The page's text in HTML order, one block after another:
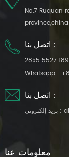
No.7 Ruquan
province,china
اتصل بنا :
Whatsapp :
اتصل بنا :
بريد إلكتروني :
معلومات عنا